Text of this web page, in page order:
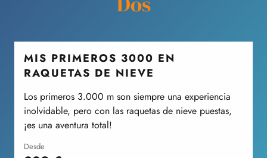
MIS PRIMEROS 3000 EN
RAQUETAS DE NIEVE
Los primeros 3.000 m son siempre una experiencia
inolvidable, pero con las raquetas de nieve puestas,
¡es una aventura total!
desde